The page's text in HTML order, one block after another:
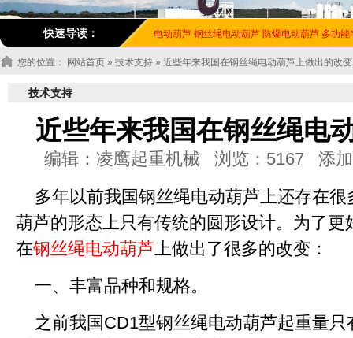
快速导读： 电动葫芦 钢丝绳电动葫芦 防爆电动葫芦 多功能
您的位置： 网站首页 » 技术支持 » 近些年来我国在钢丝绳电动葫芦上做出的改变
技术支持
近些年来我国在钢丝绳电
编辑：凌鹰起重机械 浏览：5167 添加
多年以前我国钢丝绳电动葫芦上还存在
葫芦的形态上只有传统的圆形设计。为了
在钢丝绳电动葫芦上做出了很多的改变：
一、丰富品种和规格。
之前我国CD1型钢丝绳电动葫芦起重量